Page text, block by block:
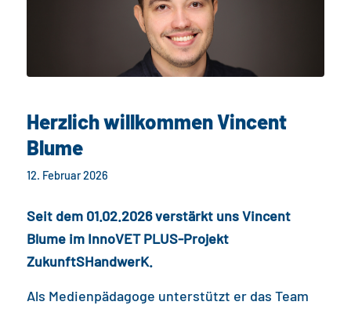
Herzlich willkommen Vincent
Blume
12. Februar 2026
Seit dem 01.02.2026 verstärkt uns Vincent
Blume im InnoVET PLUS-Projekt
ZukunftSHandwerK.
Als Medienpädagoge unterstützt er das Team